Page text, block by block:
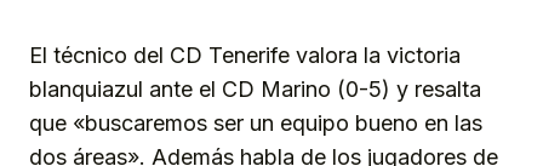
El técnico del CD Tenerife valora la victoria
blanquiazul ante el CD Marino (0-5) y resalta
que «buscaremos ser un equipo bueno en las
dos áreas». Además habla de los jugadores de